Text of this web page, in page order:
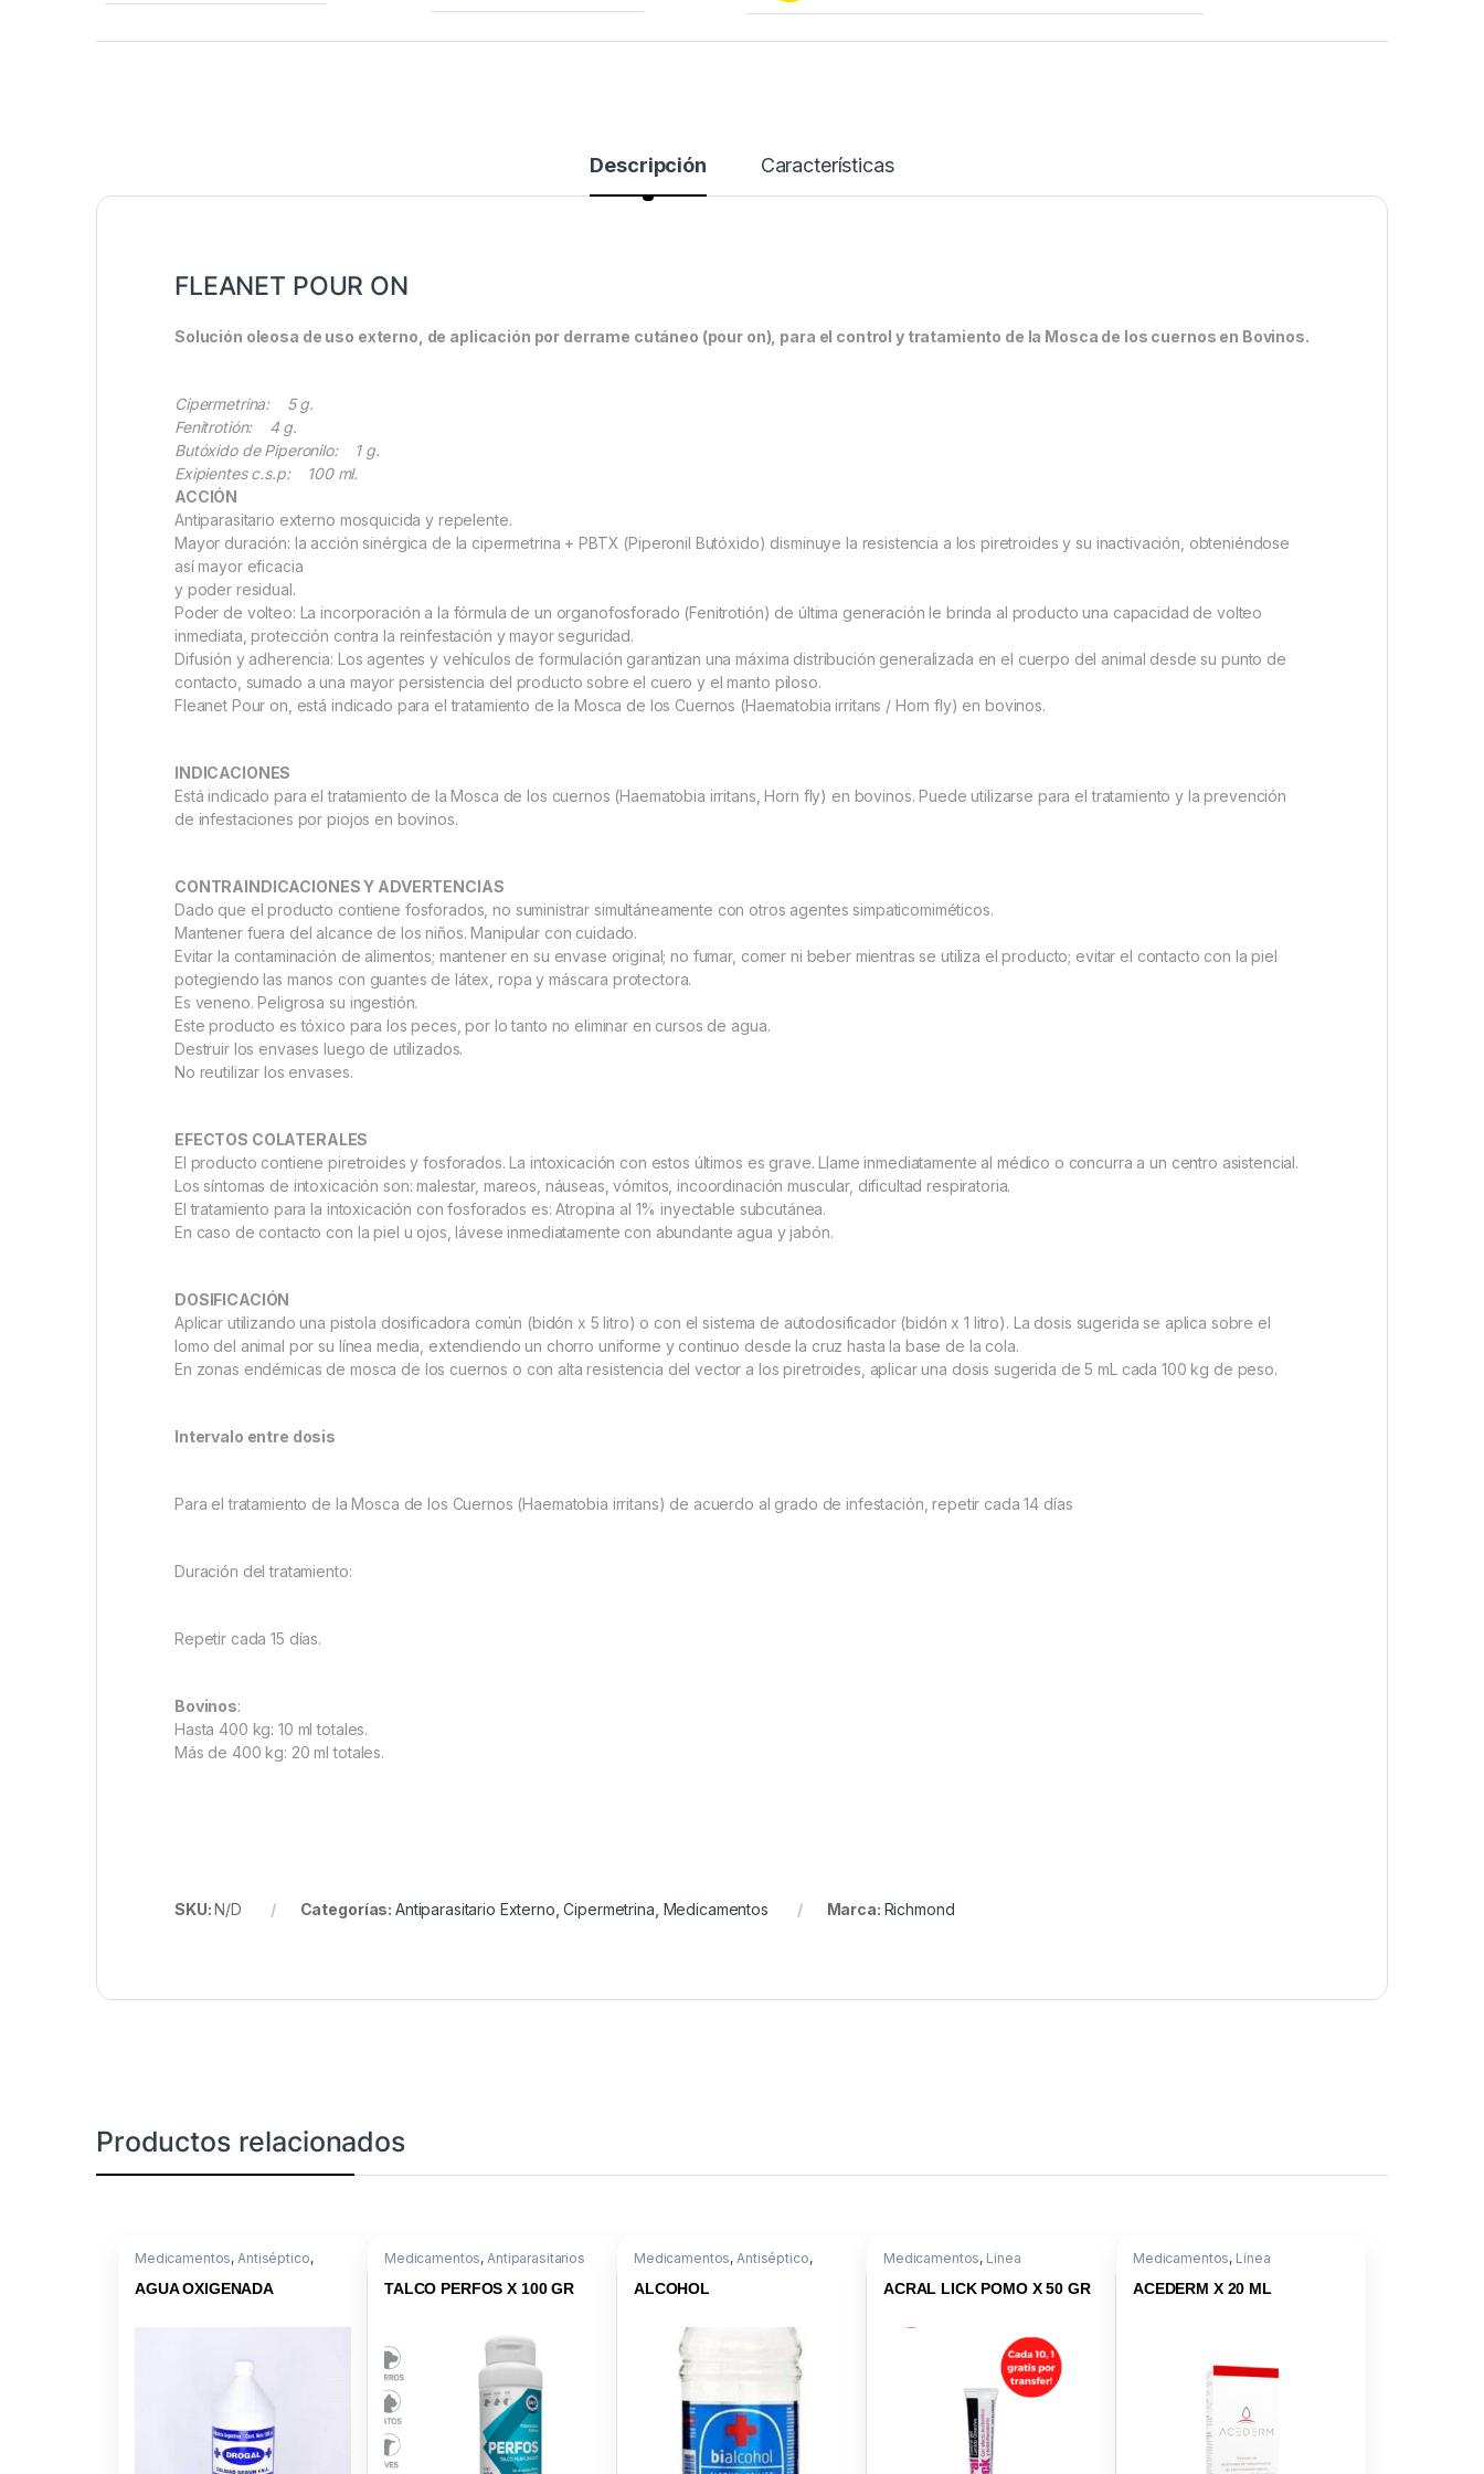
Descripción Características
FLEANET POUR ON
Solución oleosa de uso externo, de aplicación por derrame cutáneo (pour on), para el control y tratamiento de la Mosca de los cuernos en Bovinos.
Cipermetrina: 5 g.
Fenitrotión: 4 g.
Butóxido de Piperonilo: 1 g.
Exipientes c.s.p: 100 ml.
ACCIÓN
Antiparasitario externo mosquicida y repelente.
Mayor duración: la acción sinérgica de la cipermetrina + PBTX (Piperonil Butóxido) disminuye la resistencia a los piretroides y su inactivación, obteniéndose
así mayor eficacia
y poder residual.
Poder de volteo: La incorporación a la fórmula de un organofosforado (Fenitrotión) de última generación le brinda al producto una capacidad de volteo
inmediata, protección contra la reinfestación y mayor seguridad.
Difusión y adherencia: Los agentes y vehículos de formulación garantizan una máxima distribución generalizada en el cuerpo del animal desde su punto de
contacto, sumado a una mayor persistencia del producto sobre el cuero y el manto piloso.
Fleanet Pour on, está indicado para el tratamiento de la Mosca de los Cuernos (Haematobia irritans / Horn fly) en bovinos.
INDICACIONES
Está indicado para el tratamiento de la Mosca de los cuernos (Haematobia irritans, Horn fly) en bovinos. Puede utilizarse para el tratamiento y la prevención
de infestaciones por piojos en bovinos.
CONTRAINDICACIONES Y ADVERTENCIAS
Dado que el producto contiene fosforados, no suministrar simultáneamente con otros agentes simpaticomiméticos.
Mantener fuera del alcance de los niños. Manipular con cuidado.
Evitar la contaminación de alimentos; mantener en su envase original; no fumar, comer ni beber mientras se utiliza el producto; evitar el contacto con la piel
potegiendo las manos con guantes de látex, ropa y máscara protectora.
Es veneno. Peligrosa su ingestión.
Este producto es tóxico para los peces, por lo tanto no eliminar en cursos de agua.
Destruir los envases luego de utilizados.
No reutilizar los envases.
EFECTOS COLATERALES
El producto contiene piretroides y fosforados. La intoxicación con estos últimos es grave. Llame inmediatamente al médico o concurra a un centro asistencial.
Los síntomas de intoxicación son: malestar, mareos, náuseas, vómitos, incoordinación muscular, dificultad respiratoria.
El tratamiento para la intoxicación con fosforados es: Atropina al 1% inyectable subcutánea.
En caso de contacto con la piel u ojos, lávese inmediatamente con abundante agua y jabón.
DOSIFICACIÓN
Aplicar utilizando una pistola dosificadora común (bidón x 5 litro) o con el sistema de autodosificador (bidón x 1 litro). La dosis sugerida se aplica sobre el
lomo del animal por su línea media, extendiendo un chorro uniforme y continuo desde la cruz hasta la base de la cola.
En zonas endémicas de mosca de los cuernos o con alta resistencia del vector a los piretroides, aplicar una dosis sugerida de 5 mL cada 100 kg de peso.
Intervalo entre dosis
Para el tratamiento de la Mosca de los Cuernos (Haematobia irritans) de acuerdo al grado de infestación, repetir cada 14 días
Duración del tratamiento:
Repetir cada 15 días.
Bovinos:
Hasta 400 kg: 10 ml totales.
Más de 400 kg: 20 ml totales.
SKU:N/D Categorías: Antiparasitario Externo ,Cipermetrina Medicamentos Marca: Richmond
Productos relacionados
Medicamentos, Antiséptico,
Descartables o Instrumental
AGUA OXIGENADA
Medicamentos, Antiparasitarios
Antiparasitario Externo
Tetrametrina
TALCO PERFOS X 100 GR
Medicamentos, Antiséptico,
Descartables o Instrumental
ALCOHOL
Medicamentos, Línea
,
Hidrocortisona
ACRAL LICK POMO X 50 GR
Medicamentos, Línea
,
aceponato
ACEDERM X 20 ML